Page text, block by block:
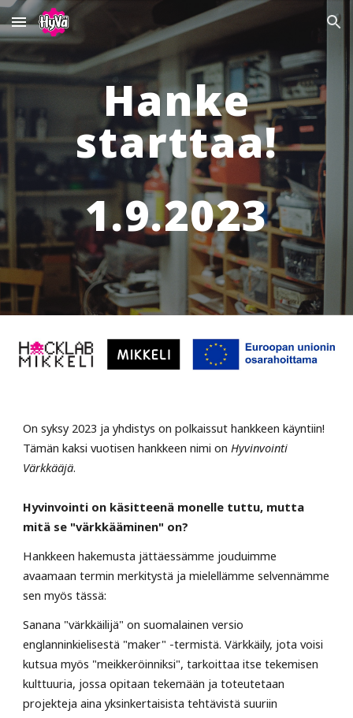
Skip to main content Skip to navigation
Hanke
starttaa!
1.9.2023
On syksy 2023 ja yhdistys on polkaissut hankkeen käyntiin!
Tämän kaksi vuotisen hankkeen nimi onHyvinvointi
Värkkääjä.
Hyvinvointi on käsitteenä monelle tuttu, mutta
mitä se "värkkääminen" on?
Hankkeen hakemusta jättäessämme jouduimme
avaamaan termin merkitystä ja mielellämme selvennämme
sen myös tässä:
Sanana "värkkäilijä" on suomalainen versio
englanninkielisestä "maker" -termistä. Värkkäily, jota voisi
kutsua myös "meikkeröinniksi", tarkoittaa itse tekemisen
kulttuuria, jossa opitaan tekemään ja toteutetaan
projekteja aina yksinkertaisista tehtävistä suuriin